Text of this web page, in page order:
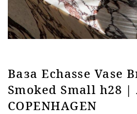
Ваза Echasse Vase
Smoked Small h28 |
COPENHAGEN